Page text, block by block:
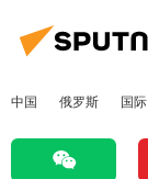
中国 俄罗斯 国际